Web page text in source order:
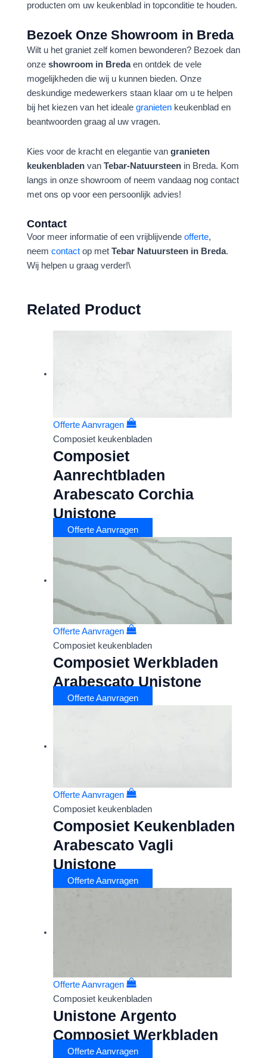
producten om uw keukenblad in topconditie te houden.
Bezoek Onze Showroom in Breda
Wilt u het graniet zelf komen bewonderen? Bezoek dan
onze showroom in Bredaen ontdek de vele
mogelijkheden die wij u kunnen bieden. Onze
deskundige medewerkers staan klaar om u te helpen
bij het kiezen van het ideale granieten keukenblad en
beantwoorden graag al uw vragen.
Kies voor de kracht en elegantie van granieten
keukenbladen van Tebar-Natuursteen in Breda. Kom
langs in onze showroom of neem vandaag nog contact
met ons op voor een persoonlijk advies!
Contact
Voor meer informatie of een vrijblijvende offerte,
neem contact op met Tebar Natuursteen in Breda.
Wij helpen u graag verder!\
Related Product
Offerte Aanvragen
Composiet keukenbladen
Composiet
Aanrechtbladen
Arabescato Corchia
Unistone
Offerte Aanvragen
Offerte Aanvragen
Composiet keukenbladen
Composiet Werkbladen
Arabescato Unistone
Offerte Aanvragen
Offerte Aanvragen
Composiet keukenbladen
Composiet Keukenbladen
Arabescato Vagli
Unistone
Offerte Aanvragen
Offerte Aanvragen
Composiet keukenbladen
Unistone Argento
Composiet Werkbladen
Offerte Aanvragen